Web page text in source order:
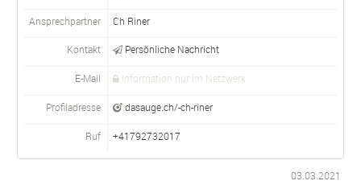
Ansprechpartner Ch Riner
Kontakt Persönliche Nachricht
E-Mail Information nur im Netzwerk
Profiladresse dasauge.ch/-ch-riner
Ruf +41792732017
03.03.2021